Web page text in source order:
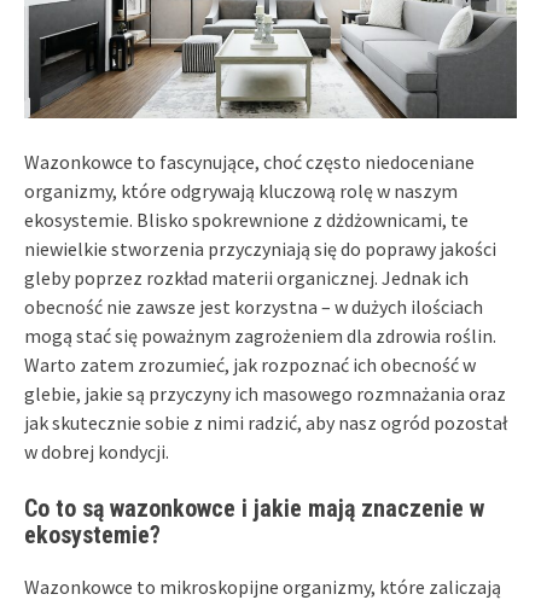
Wazonkowce to fascynujące, choć często niedoceniane
organizmy, które odgrywają kluczową rolę w naszym
ekosystemie. Blisko spokrewnione z dżdżownicami, te
niewielkie stworzenia przyczyniają się do poprawy jakości
gleby poprzez rozkład materii organicznej. Jednak ich
obecność nie zawsze jest korzystna – w dużych ilościach
mogą stać się poważnym zagrożeniem dla zdrowia roślin.
Warto zatem zrozumieć, jak rozpoznać ich obecność w
glebie, jakie są przyczyny ich masowego rozmnażania oraz
jak skutecznie sobie z nimi radzić, aby nasz ogród pozostał
w dobrej kondycji.
Co to są wazonkowce i jakie mają znaczenie w
ekosystemie?
Wazonkowce to mikroskopijne organizmy, które zaliczają